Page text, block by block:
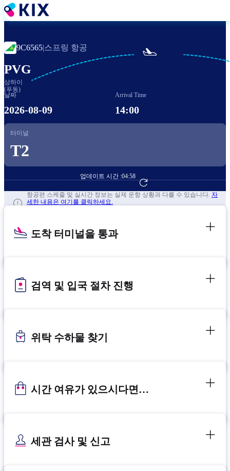
주
요
텐
츠
건
너
뛰
기
9C6565|스프링 항공
PVG
상하이
(푸동)

날짜
2026-08-09
Arrival Time
14:00
터미널
T2
업데이트 시간 :04:58
항공편 예약하기
항공편 스케줄 및 실시간 정보는 실제 운항 상황과 다를 수 있습니다. 자
세한 내용은 여기를 클릭하세요.
도착 터미널을 통과
검역 및 입국 절차 진행
위탁 수하물 찾기
시간 여유가 있으시다면…
세관 검사 및 신고